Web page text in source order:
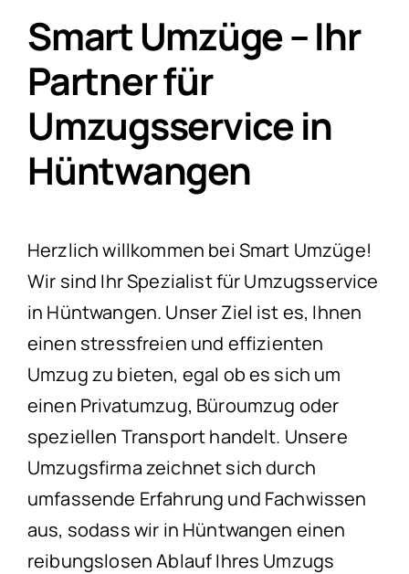
Smart Umzüge – Ihr
Partner für
Umzugsservice in
Hüntwangen
Herzlich willkommen bei Smart Umzüge!
Wir sind Ihr Spezialist für Umzugsservice
in Hüntwangen. Unser Ziel ist es, Ihnen
einen stressfreien und effizienten
Umzug zu bieten, egal ob es sich um
einen Privatumzug, Büroumzug oder
speziellen Transport handelt. Unsere
Umzugsfirma zeichnet sich durch
umfassende Erfahrung und Fachwissen
aus, sodass wir in Hüntwangen einen
reibungslosen Ablauf Ihres Umzugs